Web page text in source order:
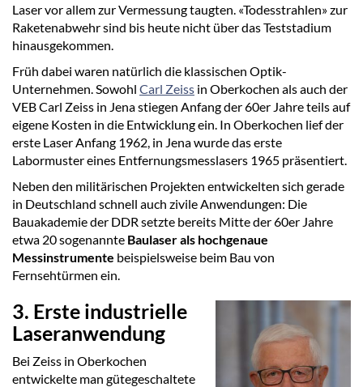
Laser vor allem zur Vermessung taugten. «Todesstrahlen» zur
Raketenabwehr sind bis heute nicht über das Teststadium
hinausgekommen.
Früh dabei waren natürlich die klassischen Optik-
Unternehmen. Sowohl Carl Zeiss in Oberkochen als auch der
VEB Carl Zeiss in Jena stiegen Anfang der 60er Jahre teils auf
eigene Kosten in die Entwicklung ein. In Oberkochen lief der
erste Laser Anfang 1962, in Jena wurde das erste
Labormuster eines Entfernungsmesslasers 1965 präsentiert.
Neben den militärischen Projekten entwickelten sich gerade
in Deutschland schnell auch zivile Anwendungen: Die
Bauakademie der DDR setzte bereits Mitte der 60er Jahre
etwa 20 sogenannte Baulaser als hochgenaue
Messinstrumente beispielsweise beim Bau von
Fernsehtürmen ein.
3. Erste industrielle
Laseranwendung
Bei Zeiss in Oberkochen
entwickelte man gütegeschaltete